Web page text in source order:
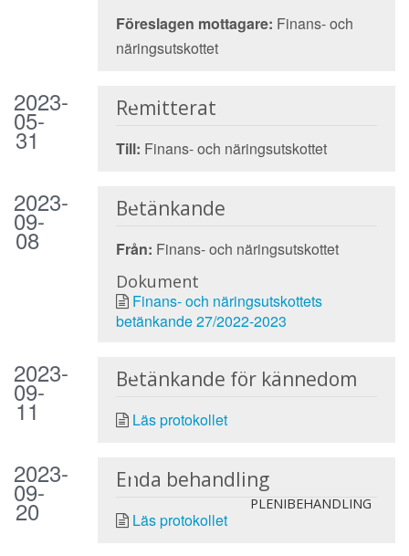
Föreslagen mottagare: Finans- och
näringsutskottet
2023-
05-
31
Remitterat
Till: Finans- och näringsutskottet
2023-
09-
08
Betänkande
Från: Finans- och näringsutskottet
Dokument
Finans- och näringsutskottets
betänkande 27/2022-2023
2023-
09-
11
Betänkande för kännedom
Läs protokollet
2023-
09-
20
Enda behandling
PLENIBEHANDLING
Läs protokollet